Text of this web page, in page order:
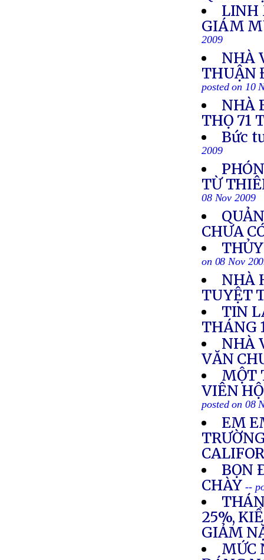
LINH
GIÁM
2009
NHÀ
THUẬN
posted on 10
NHÀ
THỌ 71
Bức
2009
TỪ
08 Nov 2009
CHƯA
on 08 Nov
NHÀ
TUYỆT
TIN
THÁNG
NHÀ
VĂN
MỘT
VIÊN
posted on 08
EM
BỌN
CHÀY --
25%,
GIẢM
MỨC